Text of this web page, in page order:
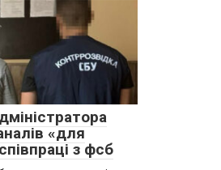
«для
з фсб